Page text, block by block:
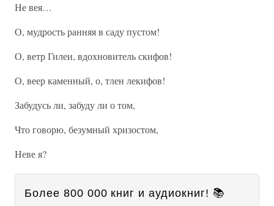
Не вея…
О, мудрость ранняя в саду пустом!
О, ветр Гилеи, вдохновитель скифов!
О, веер каменный, о, тлен лекифов!
Забудусь ли, забуду ли о том,
Что говорю, безумный хризостом,
Неве я?
Более 800 000 книг и аудиокниг! 📚